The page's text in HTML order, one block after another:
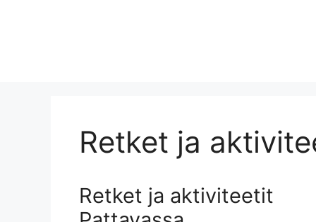
Retket ja
Retket ja aktiviteetit